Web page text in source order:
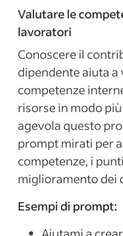
Valutare le
lavoratori
Conoscere il
dipendente aiuta
competenze
risorse in modo
agevola questo
prompt mirati per
competenze, i
miglioramento dei
Esempi di prompt: